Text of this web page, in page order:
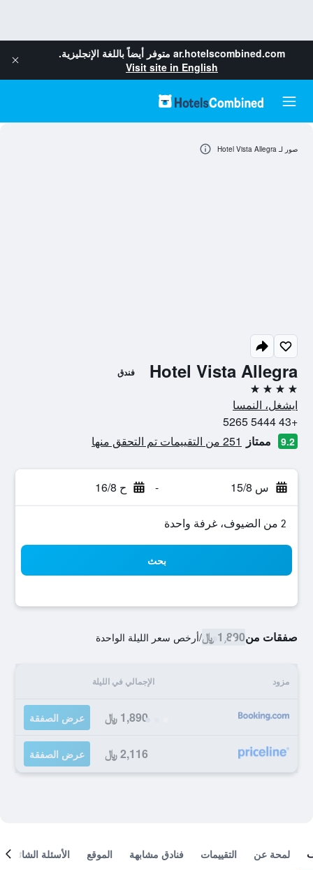
ar.hotelscombined.com متوفر أيضاً باللغة الإنجليزية.
Visit site in English
Hotel Vista Allegra فندق
4 نجوم
ايشغل، النمسا
+43 5444 5265
9.2 ممتاز 251 من التقييمات تم التحقق منها
س 15/8 - ح 16/8
2 من الضيوف، غرفة واحدة
بحث
صفقات من1,890 ﷼ /أرخص سعر الليلة الواحدة
مزود الإجمالي في الليلة
1,890 ﷼ عرض الصفقة
2,116 ﷼ عرض الصفقة
صور لـ Hotel Vista Allegra
لمحة عن التقييمات فنادق مشابهة الموقع الأسئلة الشائعة